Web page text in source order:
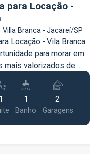
para Locação -
Villa Branca - Jacareí/SP
Locação - Vila Branca
para morar em
mais valorizados de
térrea oferece
e ambientes
e arejados,
busca qualidade de
1 1
Banho
2
Garagens